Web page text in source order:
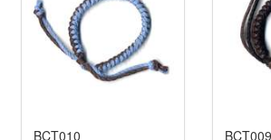
BCT010
BCT009